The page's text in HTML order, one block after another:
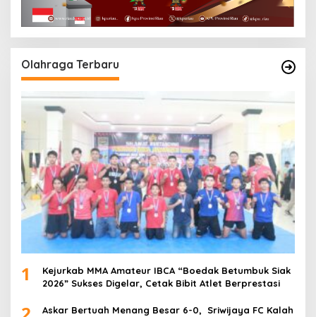
Olahraga Terbaru
1
Kejurkab MMA Amateur IBCA “Boedak Betumbuk Siak
2026” Sukses Digelar, Cetak Bibit Atlet Berprestasi
Askar Bertuah Menang Besar 6-0, Sriwijaya FC Kalah